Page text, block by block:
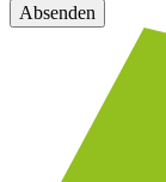
Absenden